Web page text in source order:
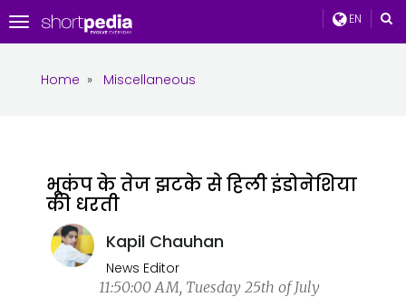
EN
Toggle
navigation
Home » Miscellaneous
भूकंप के तेज झटके से हिली इंडोनेशिया
की धरती
Kapil Chauhan
News Editor
11:50:00 AM, Tuesday 25th of July